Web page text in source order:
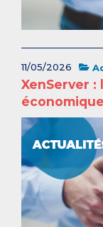
11/05/2026
XenServer